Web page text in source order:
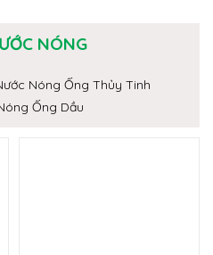
NÓNG
Nóng Ống Thủy Tinh
Ống Dầu